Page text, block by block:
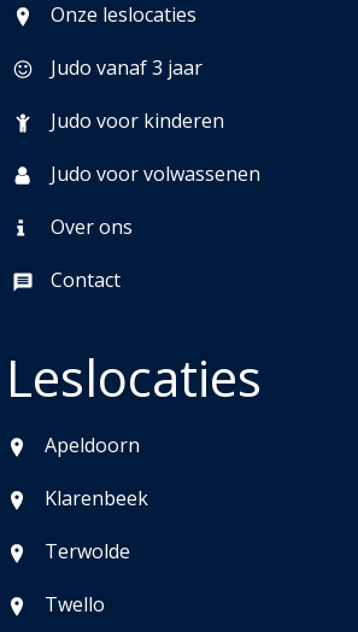
Onze leslocaties
Judo vanaf 3 jaar
Judo voor kinderen
Judo voor volwassenen
Over ons
Contact
Leslocaties
Apeldoorn
Klarenbeek
Terwolde
Twello